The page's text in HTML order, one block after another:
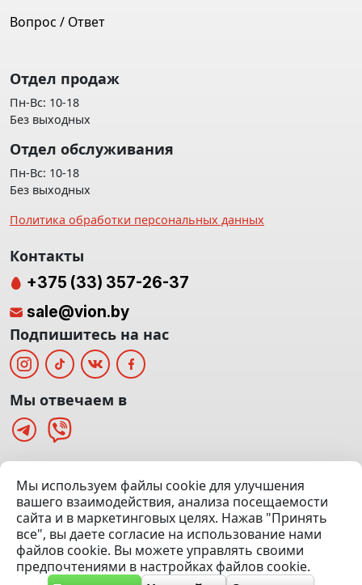
(Офис: 5 этаж | Осмотр авто: 5 этаж)
Посмотреть на карте
© 2020 — 2026 VION.BY — Продажа, выкуп и обмен | УНП
192961100 |Эвакуатор Минск
Вопрос / Ответ
Отдел продаж
Пн-Вс: 10-18
Без выходных
Отдел обслуживания
Пн-Вс: 10-18
Без выходных
Политика обработки персональных данных
Мы используем файлы cookie для улучшения
вашего взаимодействия, анализа посещаемости
сайта и в маркетинговых целях. Нажав "Принять
все", вы даете согласие на использование нами
файлов cookie. Вы можете управлять своими
предпочтениями в настройках файлов cookie.
Контакты
+375 (33) 357-26-37
sale@vion.by
Подпишитесь на нас
Мы отвечаем в